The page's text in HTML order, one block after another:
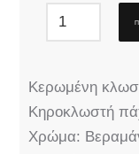
Κερωμένη
Κηροκλωστή
Χρώμα: